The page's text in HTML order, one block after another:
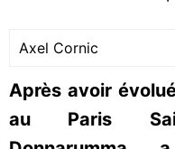
Axel Cornic
Après avoir
au Paris